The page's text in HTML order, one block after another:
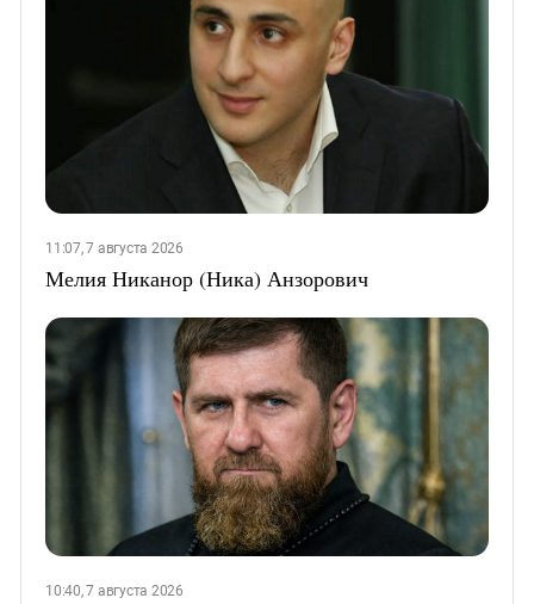
11:07, 7 августа 2026
Мелия Никанор (Ника) Анзорович
10:40, 7 августа 2026